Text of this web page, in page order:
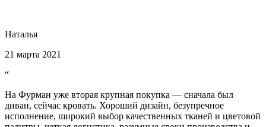
Наталья
21 марта 2021
“
На Фурман уже вторая крупная покупка — сначала был
диван, сейчас кровать. Хороший дизайн, безупречное
исполнение, широкий выбор качественных тканей и цветовой